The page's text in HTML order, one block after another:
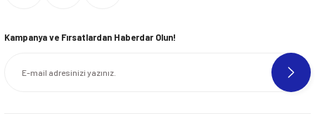
Kampanya ve Fırsatlardan Haberdar Olun!